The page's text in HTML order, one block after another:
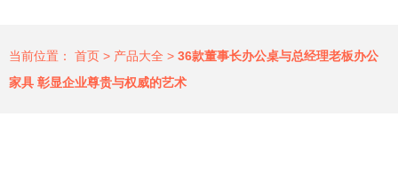
当前位置： 首页 > 产品大全 > 36款董事长办公桌与总经理老板办公
家具 彰显企业尊贵与权威的艺术